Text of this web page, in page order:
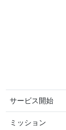
サービス開始
ミッション